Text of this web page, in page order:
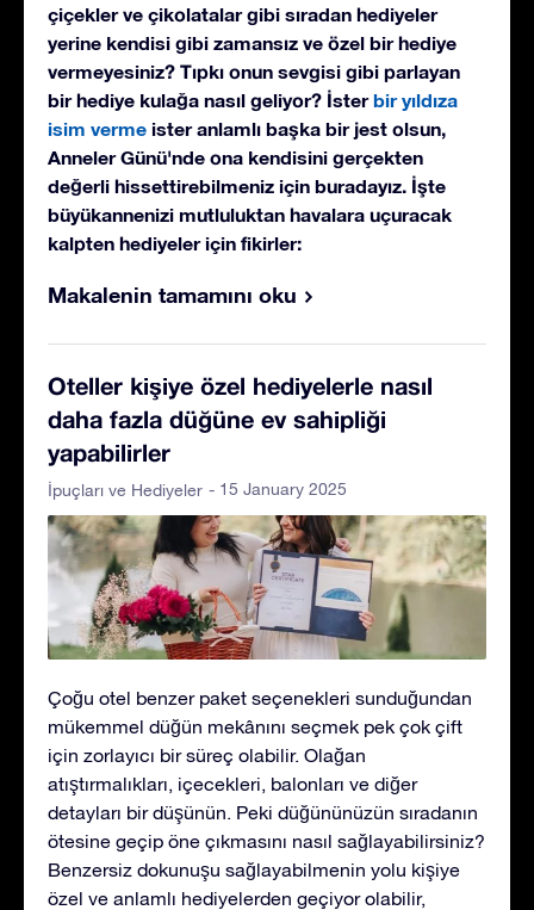
çiçekler ve çikolatalar gibi sıradan hediyeler
yerine kendisi gibi zamansız ve özel bir hediye
vermeyesiniz? Tıpkı onun sevgisi gibi parlayan
bir hediye kulağa nasıl geliyor? İsterbir yıldıza
isim verme ister anlamlı başka bir jest olsun,
Anneler Günü'nde ona kendisini gerçekten
değerli hissettirebilmeniz için buradayız. İşte
büyükannenizi mutluluktan havalara uçuracak
kalpten hediyeler için fikirler:
Makalenin tamamını oku
Oteller kişiye özel hediyelerle nasıl
daha fazla düğüne ev sahipliği
yapabilirler
İpuçları ve Hediyeler - 15 January 2025
Çoğu otel benzer paket seçenekleri sunduğundan
mükemmel düğün mekânını seçmek pek çok çift
için zorlayıcı bir süreç olabilir. Olağan
atıştırmalıkları, içecekleri, balonları ve diğer
detayları bir düşünün. Peki düğününüzün sıradanın
ötesine geçip öne çıkmasını nasıl sağlayabilirsiniz?
Benzersiz dokunuşu sağlayabilmenin yolu kişiye
özel ve anlamlı hediyelerden geçiyor olabilir,